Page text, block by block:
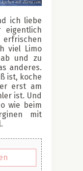
ich liebe
eigentlich
viel Limo
und zu
anderes.
ist, koche
erst am
ist. Und
wie beim
mit